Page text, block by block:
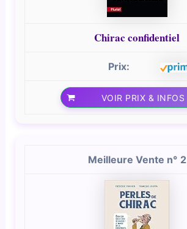
Chirac confidentiel
VOIR PRIX & INFOS
2